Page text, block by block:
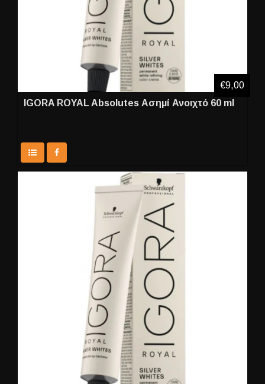
IGORA ROYAL Absolutes Ασημί Ανοιχτό 60 ml
€9,00